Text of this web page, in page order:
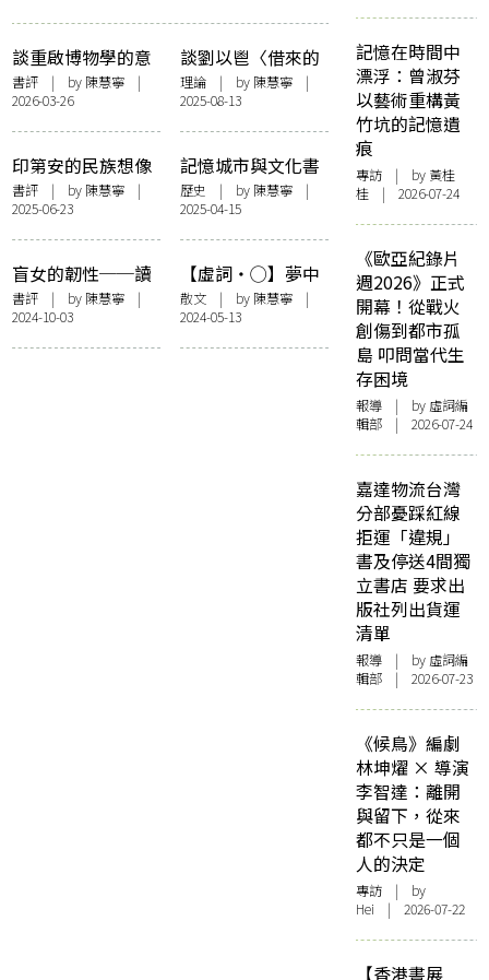
談重啟博物學的意
義──讀《自然以
自由》
書評 | by 陳慧寧 |
2026-03-26
談劉以鬯〈借來的
理論與技巧〉如何
影響創作
理論| by 陳慧寧|
2025-08-13
印第安的民族想像
──讀塞薩爾‧艾
拉《野兔》
書評 | by 陳慧寧 |
2025-06-23
記憶城市與文化書
寫
歷史 | by 陳慧寧|
2025-04-15
盲女的韌性──讀
黎紫書《流俗地》
書評 | by 陳慧寧 |
2024-10-03
【虛詞・◯】夢中
圓夢
散文| by 陳慧寧|
2024-05-13
記憶在時間中
漂浮：曾淑芬
以藝術重構黃
竹坑的記憶遺
痕
專訪 | by 黃桂
桂 | 2026-07-24
《歐亞紀錄片
週2026》正式
開幕！從戰火
創傷到都市孤
島 叩問當代生
存困境
報導 | by 虛詞編
輯部 | 2026-07-24
嘉達物流台灣
分部憂踩紅線
拒運「違規」
書及停送4間獨
立書店 要求出
版社列出貨運
清單
報導 | by 虛詞編
輯部 | 2026-07-23
《候鳥》編劇
林坤燿 × 導演
李智達：離開
與留下，從來
都不只是一個
人的決定
專訪 | by
Hei | 2026-07-22
【香港書展